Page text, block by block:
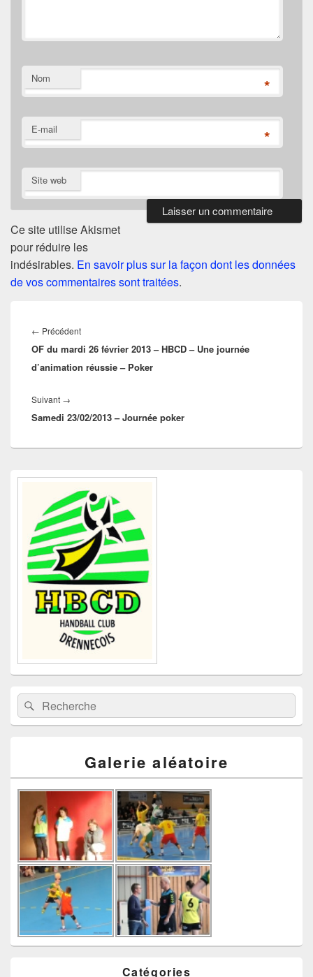
Nom *
E-mail *
Site web
Ce site utilise Akismet
pour réduire les
indésirables. En savoir plus sur la façon dont les données
de vos commentaires sont traitées.
de
l’article
← PrécédentArticle
précédent :
OF du mardi 26 février 2013 – HBCD – Une journée
d’animation réussie – Poker
Suivant →
suivant :
Samedi 23/02/2013 – Journée poker
Zone
barre
latérale
Recherche :Rechercher
Galerie aléatoire
Catégories